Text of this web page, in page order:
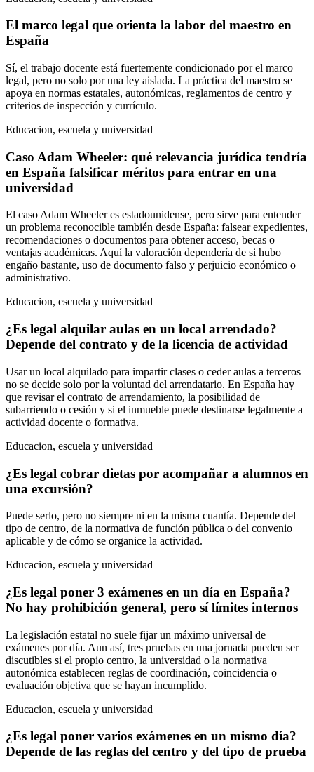
El marco legal que orienta la labor del maestro en
España
Sí, el trabajo docente está fuertemente condicionado por el marco
legal, pero no solo por una ley aislada. La práctica del maestro se
apoya en normas estatales, autonómicas, reglamentos de centro y
criterios de inspección y currículo.
Educacion, escuela y universidad
Caso Adam Wheeler: qué relevancia jurídica tendría
en España falsificar méritos para entrar en una
universidad
El caso Adam Wheeler es estadounidense, pero sirve para entender
un problema reconocible también desde España: falsear expedientes,
recomendaciones o documentos para obtener acceso, becas o
ventajas académicas. Aquí la valoración dependería de si hubo
engaño bastante, uso de documento falso y perjuicio económico o
administrativo.
Educacion, escuela y universidad
¿Es legal alquilar aulas en un local arrendado?
Depende del contrato y de la licencia de actividad
Usar un local alquilado para impartir clases o ceder aulas a terceros
no se decide solo por la voluntad del arrendatario. En España hay
que revisar el contrato de arrendamiento, la posibilidad de
subarriendo o cesión y si el inmueble puede destinarse legalmente a
actividad docente o formativa.
Educacion, escuela y universidad
¿Es legal cobrar dietas por acompañar a alumnos en
una excursión?
Puede serlo, pero no siempre ni en la misma cuantía. Depende del
tipo de centro, de la normativa de función pública o del convenio
aplicable y de cómo se organice la actividad.
Educacion, escuela y universidad
¿Es legal poner 3 exámenes en un día en España?
No hay prohibición general, pero sí límites internos
La legislación estatal no suele fijar un máximo universal de
exámenes por día. Aun así, tres pruebas en una jornada pueden ser
discutibles si el propio centro, la universidad o la normativa
autonómica establecen reglas de coordinación, coincidencia o
evaluación objetiva que se hayan incumplido.
Educacion, escuela y universidad
¿Es legal poner varios exámenes en un mismo día?
Depende de las reglas del centro y del tipo de prueba